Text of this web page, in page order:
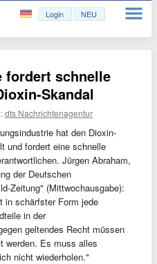
Login NEU
fordert schnelle
Skandal
dts Nachrichtenagentur
hat den Dioxin-
und fordert eine schnelle
Jürgen Abraham,
der Deutschen
Zeitung" (Mittwochausgabe):
in schärfster Form jede
in der
geltendes Recht müssen
werden. Es muss alles
nicht wiederholen."